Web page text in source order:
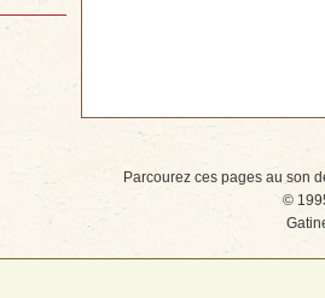
Parcourez ces pages au son
©